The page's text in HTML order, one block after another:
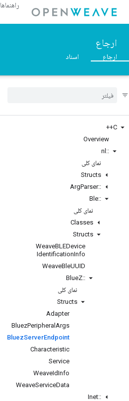
راهنماها
ارجاع
ارجاع اسناد
C++
Overview
::
nl
نمای کلی
Structs
::
ArgParser
::
Ble
نمای کلی
Classes
Structs
WeaveBLEDevice
IdentificationInfo
WeaveBleUUID
::
BlueZ
نمای کلی
Structs
Adapter
BluezPeripheral Args
BluezServerEndpoint
Characteristic
Service
WeaveIdInfo
WeaveServiceData
::
Inet